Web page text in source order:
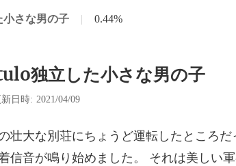
小さな男の子 | 0.44%
独立した小さな男の子
新日時: 2021/04/09
信音が鳴り始めました。 それは美しい軍